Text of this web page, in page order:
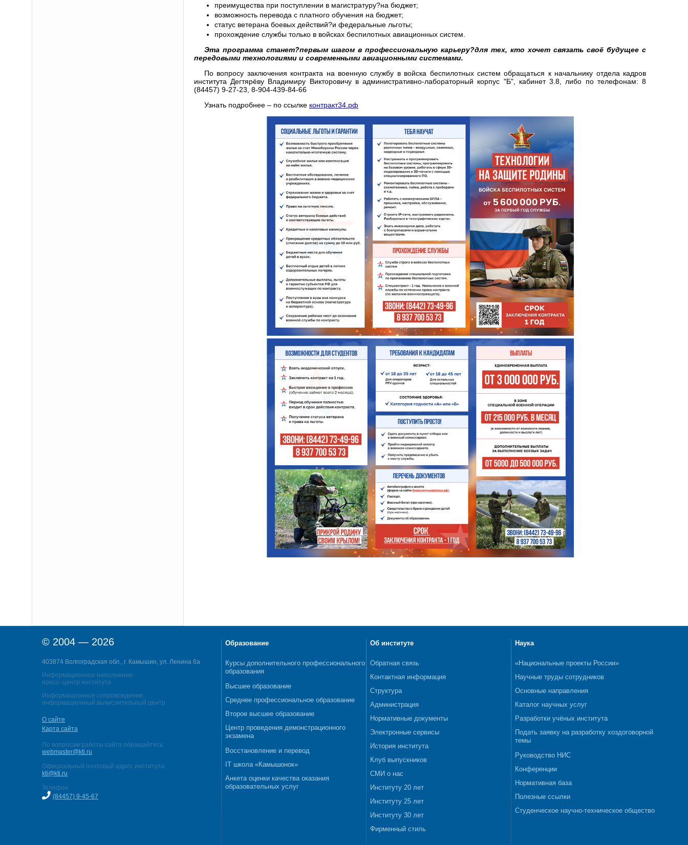
преимущества при поступлении в магистратуру?на бюджет;
возможность перевода с платного обучения на бюджет;
статус ветерана боевых действий?и федеральные льготы;
прохождение службы только в войсках беспилотных авиационных систем.
Эта программа станет?первым шагом в профессиональную карьеру?для тех, кто хочет связать своё будущее с
передовыми технологиями и современными авиационными системами.
По вопросу заключения контракта на военную службу в войска беспилотных систем обращаться к начальнику отдела кадров
института Дегтярёву Владимиру Викторовичу в административно-лабораторный корпус "Б", кабинет 3.8, либо по телефонам: 8
(84457) 9-27-23, 8-904-439-84-66
Узнать подробнее – по ссылке контракт34.рф
© 2004 — 2026
403874 Волгоградская обл., г. Камышин, ул. Ленина 6а
Информационное наполнение:
пресс–центр института
Информационное сопровождение:
информационный вычислительный центр
О сайте
Карта сайта
По вопросам работы сайта обращайтесь:
webmaster@kti.ru
Официальный почтовый адрес института:
kti@kti.ru
Телефон:
(84457) 9-45-67
Образование
Курсы дополнительного профессионального
образования
Высшее образование
Среднее профессиональное образование
Второе высшее образование
Центр проведения демонстрационного
экзамена
Восстановление и перевод
IT школа «Камышонок»
Анкета оценки качества оказания
образовательных услуг
Об институте
Обратная связь
Контактная информация
Структура
Администрация
Нормативные документы
Электронные сервисы
История института
Клуб выпускников
СМИ о нас
Институту 20 лет
Институту 25 лет
Институту 30 лет
Фирменный стиль
Наука
«Национальные проекты России»
Научные труды сотрудников
Основные направления
Каталог научных услуг
Разработки учёных института
Подать заявку на разработку хоздоговорной
темы
Руководство НИС
Конференции
Нормативная база
Полезные ссылки
Студенческое научно-техническое общество